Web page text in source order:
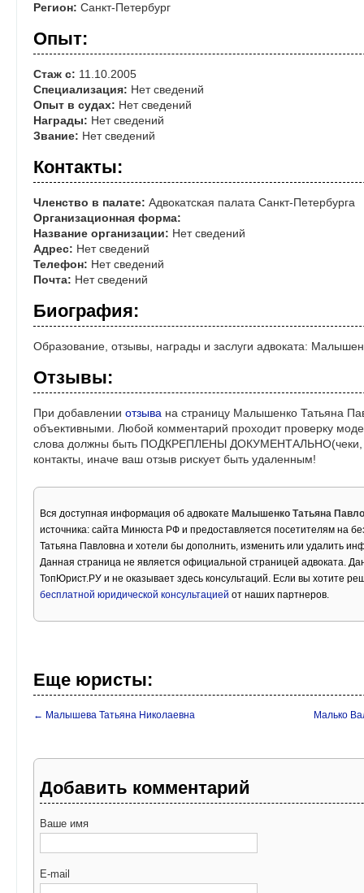
Регион: Санкт-Петербург
Опыт:
Стаж с: 11.10.2005
Специализация: Нет сведений
Опыт в судах: Нет сведений
Награды: Нет сведений
Звание: Нет сведений
Контакты:
Членство в палате: Адвокатская палата Санкт-Петербурга
Организационная форма:
Название организации: Нет сведений
Адрес: Нет сведений
Телефон: Нет сведений
Почта: Нет сведений
Биография:
Образование, отзывы, награды и заслуги адвоката:
Отзывы:
При добавлении отзыва на страницу Малышенко Татьяна
объективными. Любой комментарий проходит проверку
слова должны быть ПОДКРЕПЛЕНЫ ДОКУМЕНТАЛЬНО(чеки,
контакты, иначе ваш отзыв рискует быть удаленным!
Вся доступная информация об адвокате Малышенко Татьяна
источника: сайта Минюста РФ и предоставляется посетителям на
Татьяна Павловна и хотели бы дополнить, изменить или удалить
Данная страница не является официальной страницей адвоката.
ТопЮрист.РУ и не оказывает здесь консультаций. Если вы хотите
бесплатной юридической консультацией от наших партнеров.
Еще юристы:
← Малышева Татьяна Николаевна Малько
Добавить комментарий
Ваше имя
E-mail